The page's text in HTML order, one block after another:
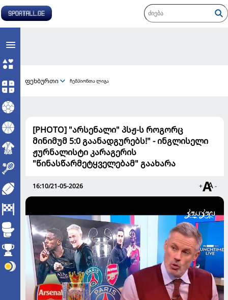
ფეხბურთი ჩემპიონთა ლიგა
[PHOTO] "არსენალი" პსჟ-ს როგორც
მინიმუმ 5:0 გაანადგურებს!" - ინგლისელი
ჟურნალისტი კარაგერის
"წინასწარმეტყველებამ" გაახარა
16:10/21-05-2026 + -